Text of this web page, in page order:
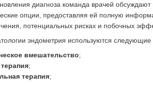
диагноза команда врачей
опции, предоставляя ей полную
потенциальных рисках и побочных
эндометрия используются
вмешательство;
;
терапия;